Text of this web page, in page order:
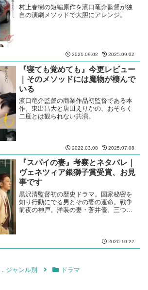
村上春樹の短編原作を濱口竜介監督が独
自の演劇メソッドで大胆にアレンジ。
2021.09.02 2025.09.02
『寝ても覚めても』今更レビュー
｜そのメソッドには魔物が棲んで
いる
濱口竜介監督の商業作品初監督である本
作。東出昌大と唐田えりかの、おそらく
二度とは観られない共演。
2022.03.08 2025.07.08
『スパイの妻』考察とネタバレ｜
ヴェネツィア銀獅子賞受賞、お見
事です
黒沢清監督初の歴史ドラマ。国家秘密を
知り行動にでる男とその妻の運命。戦争
前夜の神戸。洋装の妻・蒼井優、三つ揃
2020.10.22
ジャンル別 ドラマ